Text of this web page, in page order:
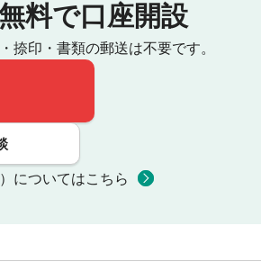
料で口座開設
捺印・書類の郵送は不要です。
についてはこちら